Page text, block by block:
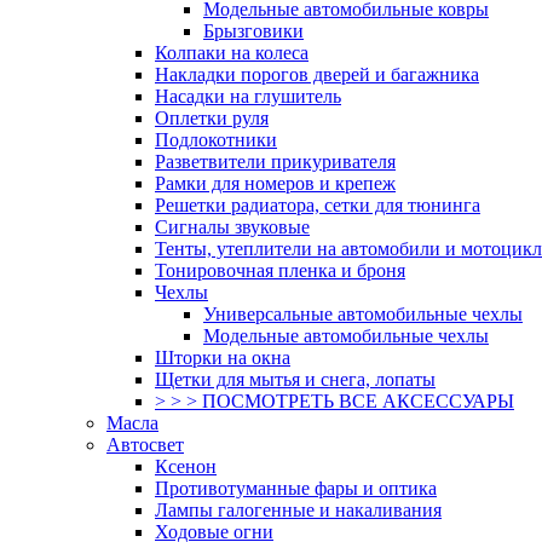
Модельные автомобильные ковры
Брызговики
Колпаки на колеса
Накладки порогов дверей и багажника
Насадки на глушитель
Оплетки руля
Подлокотники
Разветвители прикуривателя
Рамки для номеров и крепеж
Решетки радиатора, сетки для тюнинга
Сигналы звуковые
Тенты, утеплители на автомобили и
Тонировочная пленка и броня
Чехлы
Универсальные автомобильные чехлы
Модельные автомобильные чехлы
Шторки на окна
Щетки для мытья и снега, лопаты
> > > ПОСМОТРЕТЬ ВСЕ АКСЕССУАРЫ
Масла
Автосвет
Ксенон
Противотуманные фары и оптика
Лампы галогенные и накаливания
Ходовые огни